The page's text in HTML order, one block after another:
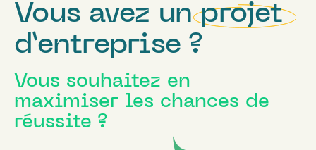
Vous avez unprojet
d’entreprise ?
Vous souhaitez en
maximiser les chances de
réussite ?